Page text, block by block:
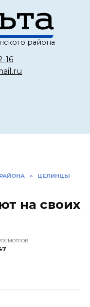
района
16
»
ЦЕЛИНЦЫ
на своих